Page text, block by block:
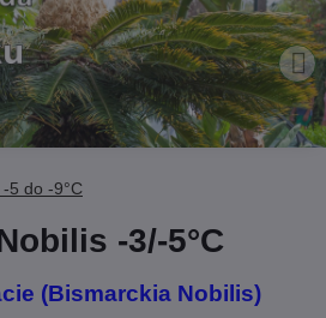
5 do -9°C
-3/-5°C
(Bismarckia Nobilis)